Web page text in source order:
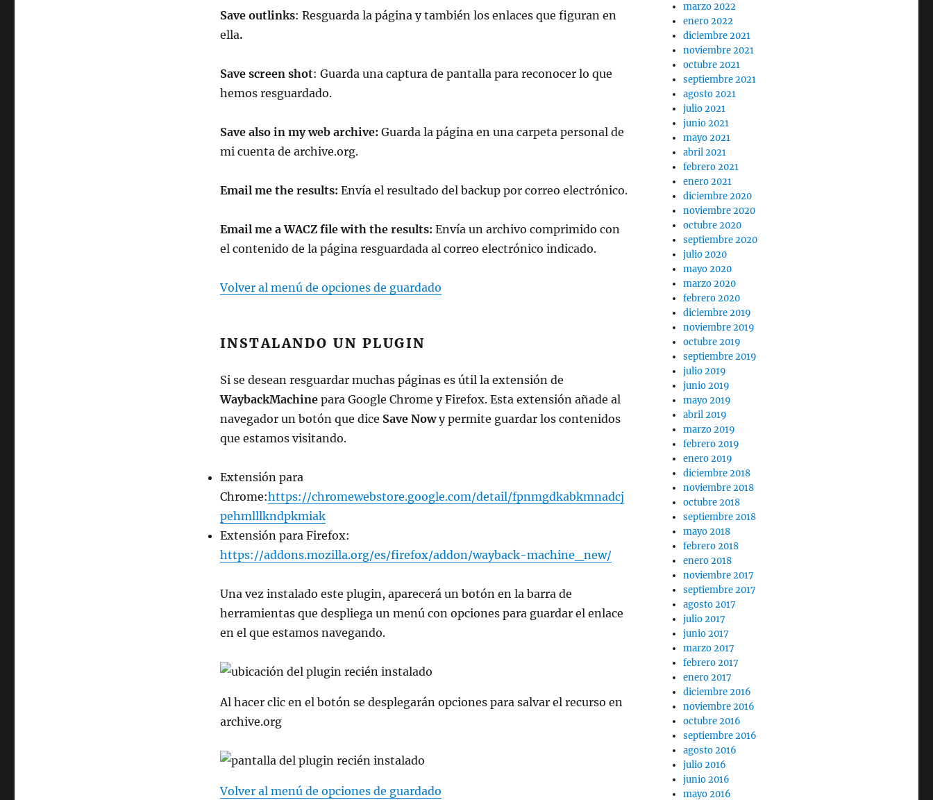
Save outlinks: Resguarda la página y también los enlaces que figuran en
ella.
Save screen shot: Guarda una captura de pantalla para reconocer lo que
hemos resguardado.
Save also in my web archive: Guarda la página en una carpeta personal de
mi cuenta de archive.org.
Email me the results: Envía el resultado del backup por correo electrónico.
Email me a WACZ file with the results: Envía un archivo comprimido con
el contenido de la página resguardada al correo electrónico indicado.
Volver al menú de opciones de guardado
INSTALANDO UN PLUGIN
Si se desean resguardar muchas páginas es útil la extensión de
WaybackMachinepara Google Chrome y Firefox. Esta extensión añade al
navegador un botón que dice Save Nowy permite guardar los contenidos
que estamos visitando.
Extensión para
Chrome:https://chromewebstore.google.com/detail/fpnmgdkabkmnadcj
pehmlllkndpkmiak
Extensión para Firefox:
https://addons.mozilla.org/es/firefox/addon/wayback-machine_new/
Una vez instalado este plugin, aparecerá un botón en la barra de
herramientas que despliega un menú con opciones para guardar el enlace
en el que estamos navegando.
Al hacer clic en el botón se desplegarán opciones para salvar el recurso en
archive.org
Volver al menú de opciones de guardado
marzo 2022
enero 2022
diciembre 2021
noviembre 2021
octubre 2021
septiembre 2021
agosto 2021
julio 2021
junio 2021
mayo 2021
abril 2021
febrero 2021
enero 2021
diciembre 2020
noviembre 2020
octubre 2020
septiembre 2020
julio 2020
mayo 2020
marzo 2020
febrero 2020
diciembre 2019
noviembre 2019
octubre 2019
septiembre 2019
julio 2019
junio 2019
mayo 2019
abril 2019
marzo 2019
febrero 2019
enero 2019
diciembre 2018
noviembre 2018
octubre 2018
septiembre 2018
mayo 2018
febrero 2018
enero 2018
noviembre 2017
septiembre 2017
agosto 2017
julio 2017
junio 2017
marzo 2017
febrero 2017
enero 2017
diciembre 2016
noviembre 2016
octubre 2016
septiembre 2016
agosto 2016
julio 2016
junio 2016
mayo 2016